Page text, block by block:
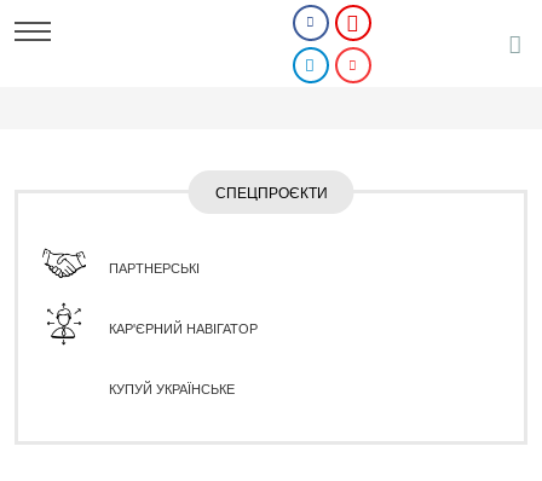
СПЕЦПРОЄКТИ
ПАРТНЕРСЬКІ
КАР'ЄРНИЙ НАВІГАТОР
КУПУЙ УКРАЇНСЬКЕ